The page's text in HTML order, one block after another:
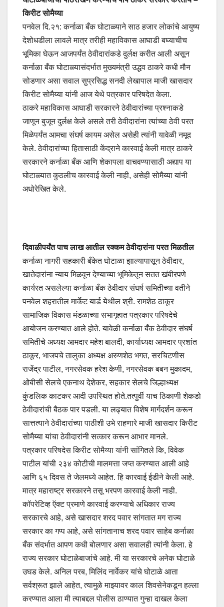
किरीट सोमैय्या
पनवेल दि.२१: कर्नाळा बँक घोटाळ्याने साठ हजार लोकांचे आयुष्य
देशोधडीला लावले मात्र तरीही महाविकास आघाडी बघ्याचीच
भूमिका घेऊन आजपर्यंत ठेवीदारांकडे दुर्लक्ष करीत आली असून
कर्नाळा बँक घोटाळ्यासंदर्भात मुख्यमंत्री उद्धव ठाकरे कधी मौन
सोडणार असा सवाल सुप्रसिद्ध सनदी लेखापाल माजी खासदार
किरीट सोमैय्या यांनी आज येथे पत्रकार परिषदेत केला.
ठाकरे महाविकास आघाडी सरकारने ठेवीदारांच्या प्रश्नाकडे
जाणून बुजून दुर्लक्ष केले असले तरी ठेवीदारांना त्यांच्या ठेवी परत
मिळेपर्यंत आमचा संघर्ष कायम असेल असेही त्यांनी यावेळी नमूद
केले. ठेवीदारांच्या हितासाठी केंद्राने कारवाई केली मात्र ठाकरे
सरकारने कर्नाळा बँक आणि शेकापला वाचवण्यासाठी अद्याप या
घोटाळ्यात कुठलीच कारवाई केली नाही, असेही सोमैय्या यांनी
अधोरेखित केले.
दिवाळीपर्यंत पाच लाख आतील रक्कम ठेवीदारांना परत मिळतील
कर्नाळा नागरी सहकारी बँकेत घोटाळा झाल्यापासून ठेवीदार,
खातेदारांना न्याय मिळवून देण्याच्या भूमिकेतून सतत खंबीरपणे
कार्यरत असलेल्या कर्नाळा बँक ठेवीदार संघर्ष समितीच्या वतीने
पनवेल शहरातील मार्केट यार्ड येथील श्री. रामशेठ ठाकूर
सामाजिक विकास मंडळाच्या सभागृहात पत्रकार परिषदेचे
आयोजन करण्यात आले होते. यावेळी कर्नाळा बँक ठेवीदार संघर्ष
समितीचे अध्यक्ष आमदार महेश बालदी, कार्याध्यक्ष आमदार प्रशांत
ठाकूर, भाजपचे तालुका अध्यक्ष अरुणशेठ भगत, सरचिटणीस
राजेंद्र पाटील, नगरसेवक हरेश केणी, नगरसेवक बबन मुकादम,
ओबीसी सेलचे एकनाथ देशेकर, सहकार सेलचे जिल्हाध्यक्ष
कुंडलिक काटकर आदी उपस्थित होते.तत्पुर्वी याच ठिकाणी शेकडो
ठेवीदारांची बैठक पार पडली. या लढ्यात विशेष मार्गदर्शन करून
सात्तत्याने ठेवीदारांच्या पाठीशी उभे राहणारे माजी खासदार किरीट
सोमैय्या यांचा ठेवीदारांनी सत्कार करून आभार मानले.
पत्रकार परिषदेस किरीट सोमैय्या यांनी सांगितले कि, विवेक
पाटील यांची २३४ कोटीची मालमत्ता जप्त करण्यात आली आहे
आणि ६५ दिवस ते जेलमध्ये आहेत. हि कारवाई ईडीने केली आहे.
मात्र महाराष्ट्र सरकारने तसू भरपण कारवाई केली नाही.
कॉपरेटिव्ह ऍक्ट प्रमाणे कारवाई करण्याचे अधिकार राज्य
सरकारचे आहे, असे खासदार शरद पवार सांगतात मग राज्य
सरकार का गप्प आहे, असे सांगतानाच शरद पवार साहेब कर्नाळा
बँक संदर्भात आपण कधी बोलणार असा सवालही त्यांनी केला. हे
राज्य सरकार घोटाळेबाजांचे आहे. मी या सरकारचे अनेक घोटाळे
उघड केले. अनिल परब, मिलिंद नार्वेकर यांचे घोटाळे आता
सर्वश्रूत झाले आहेत, त्यामुळे माझ्यावर काल शिवसेनेकडून हल्ला
करण्यात आला मी त्याबद्दल पोलीस ठाण्यात गुन्हा दाखल केला